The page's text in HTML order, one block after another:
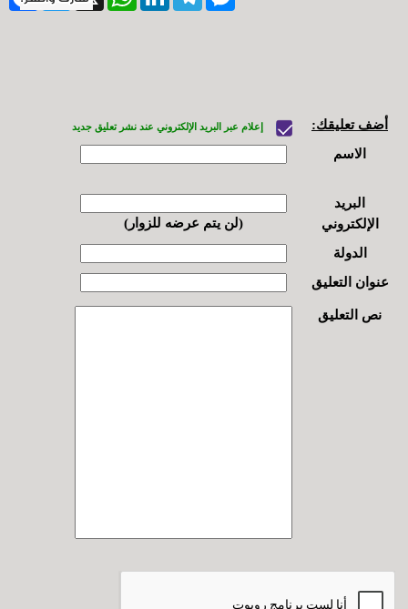
أضف تعليقك: إعلام عبر البريد الإلكتروني عند نشر تعليق جديد
الاسم
البريد
الإلكتروني
(لن يتم عرضه للزوار)
الدولة
عنوان التعليق
نص التعليق